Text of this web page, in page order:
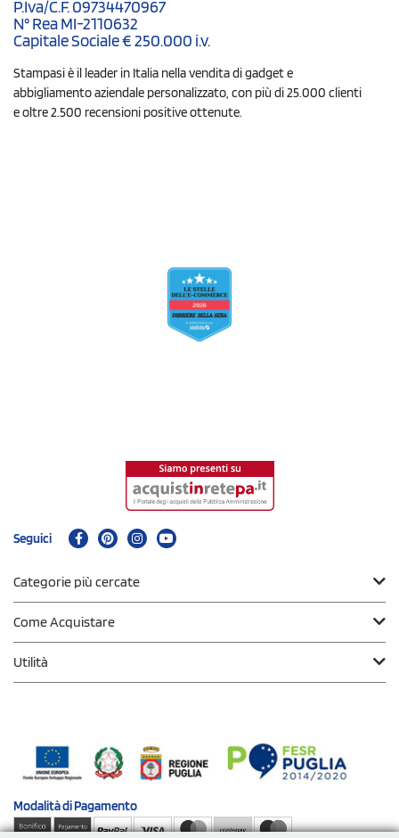
P.Iva/C.F. 09734470967
N° Rea MI-2110632
Capitale Sociale € 250.000 i.v.
Stampasi è il leader in Italia nella vendita di gadget e
abbigliamento aziendale personalizzato, con più di 25.000 clienti
e oltre 2.500 recensioni positive ottenute.
Seguici
Categorie più cercate
Come Acquistare
Utilità
Modalità diPagamento